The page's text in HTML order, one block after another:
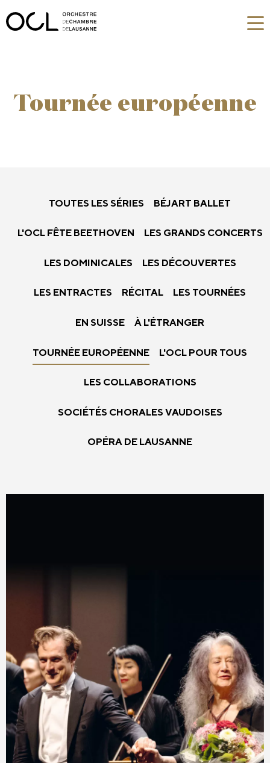
Tournée européenne
TOUTES LES SÉRIES BÉJART BALLET
L'OCL FÊTE BEETHOVEN LES GRANDS CONCERTS
LES DOMINICALES LES DÉCOUVERTES
LES ENTRACTES RÉCITAL LES TOURNÉES
EN SUISSE À L'ÉTRANGER
TOURNÉE EUROPÉENNE L'OCL POUR TOUS
LES COLLABORATIONS
SOCIÉTÉS CHORALES VAUDOISES
OPÉRA DE LAUSANNE